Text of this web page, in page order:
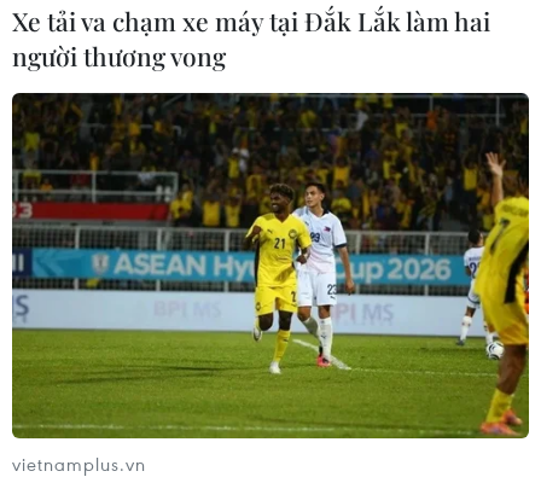
Xe tải va chạm xe máy tại Đắk Lắk làm hai
người thương vong
vietnamplus.vn